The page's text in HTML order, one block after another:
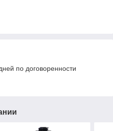
по договоренности